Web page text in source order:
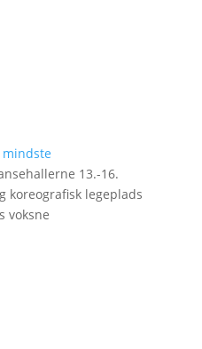
13.-16.
koreografisk legeplads
voksne